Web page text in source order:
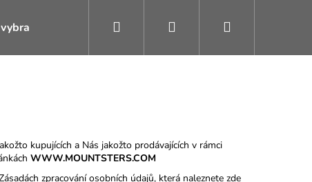
plakát Náš příběh Hiking Crew BLOG
Přihlášení
kupujících a Nás jakožto prodávajících v rámci
WWW.MOUNTSTERS.COM
zpracování osobních údajů, která naleznete zde